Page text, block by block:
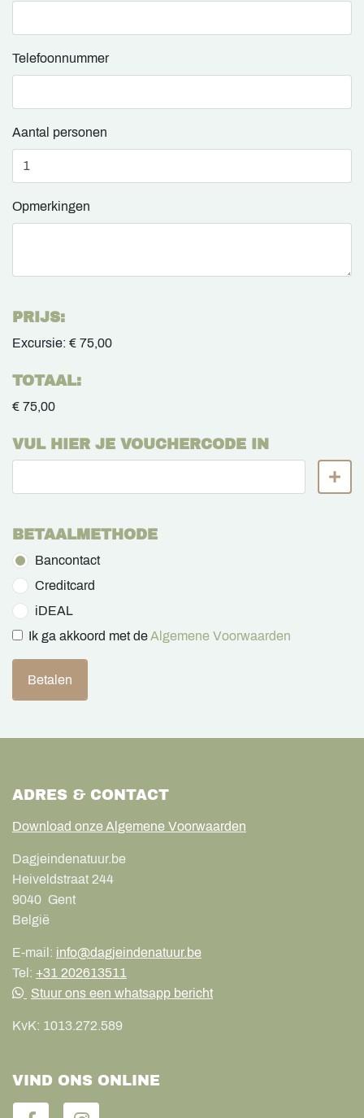
Telefoonnummer
Aantal personen
Opmerkingen
PRIJS:
Excursie: € 75,00
TOTAAL:
€ 75,00
VUL HIER JE VOUCHERCODE IN
BETAALMETHODE
iDEAL
Bancontact
Creditcard
Ik ga akkoord met deAlgemene Voorwaarden
Betalen
ADRES & CONTACT
Download onze Algemene Voorwaarden
Dagjeindenatuur.be
Heiveldstraat 244
9040 Gent
België
E-mail: info@dagjeindenatuur.be
Tel: +31 202613511
Stuur ons een whatsapp bericht
KvK: 1013.272.589
VIND ONS ONLINE